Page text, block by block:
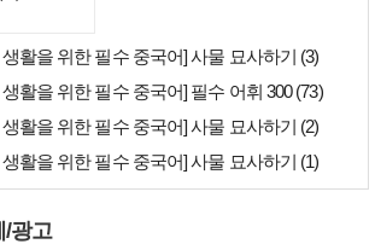
활을 위한 필수 중국어] 사물 묘사하기 (3)
활을 위한 필수 중국어] 필수 어휘 300 (73)
활을 위한 필수 중국어] 사물 묘사하기 (2)
활을 위한 필수 중국어] 사물 묘사하기 (1)
/광고